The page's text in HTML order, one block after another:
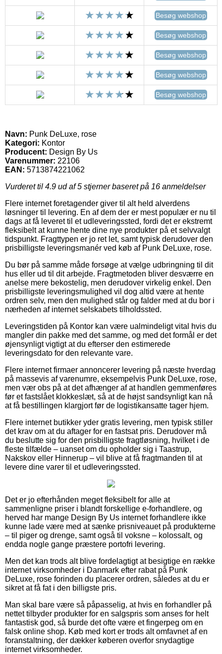
Besøg webshop
Besøg webshop
Besøg webshop
Besøg webshop
Besøg webshop
Navn: Punk DeLuxe, rose
Kategori: Kontor
Producent: Design By Us
Varenummer: 22106
EAN: 5713874221062
Vurderet til 4.9 ud af 5 stjerner baseret på 16 anmeldelser
Flere internet foretagender giver til alt held alverdens
løsninger til levering. En af dem der er mest populær er nu til
dags at få leveret til et udleveringssted, fordi det er ekstremt
fleksibelt at kunne hente dine nye produkter på et selvvalgt
tidspunkt. Fragttypen er jo ret let, samt typisk derudover den
prisbilligste leveringsmanér ved køb af Punk DeLuxe, rose.
Du bør på samme måde forsøge at vælge udbringning til dit
hus eller ud til dit arbejde. Fragtmetoden bliver desværre en
anelse mere bekostelig, men derudover virkelig enkel. Den
prisbilligste leveringsmulighed vil dog altid være at hente
ordren selv, men den mulighed står og falder med at du bor i
nærheden af internet selskabets tilholdssted.
Leveringstiden på Kontor kan være ualmindeligt vital hvis du
mangler din pakke med det samme, og med det formål er det
øjensynligt vigtigt at du efterser den estimerede
leveringsdato for den relevante vare.
Flere internet firmaer annoncerer levering på næste hverdag
på massevis af varenumre, eksempelvis Punk DeLuxe, rose,
men vær obs på at det afhænger af at handlen gemmenføres
før et fastslået klokkeslæt, så at de højst sandsynligt kan nå
at få bestillingen klargjort før de logistikansatte tager hjem.
Flere internet butikker yder gratis levering, men typisk stiller
det krav om at du aftager for en fastsat pris. Derudover må
du beslutte sig for den prisbilligste fragtløsning, hvilket i de
fleste tilfælde – uanset om du opholder sig i Taastrup,
Nakskov eller Hinnerup – vil blive at få fragtmanden til at
levere dine varer til et udleveringssted.
Det er jo efterhånden meget fleksibelt for alle at
sammenligne priser i blandt forskellige e-forhandlere, og
herved har mange Design By Us internet forhandlere ikke
kunne lade være med at sænke prisniveauet på produkterne
– til piger og drenge, samt også til voksne – kolossalt, og
endda nogle gange præstere portofri levering.
Men det kan trods alt blive fordelagtigt at besigtige en række
internet virksomheder i Danmark efter rabat på Punk
DeLuxe, rose forinden du placerer ordren, således at du er
sikret at få fat i den billigste pris.
Man skal bare være så påpasselig, at hvis en forhandler på
nettet tilbyder produkter for en salgspris som anses for helt
fantastisk god, så burde det ofte være et fingerpeg om en
falsk online shop. Køb med kort er trods alt omfavnet af en
foranstaltning, der dækker køberen overfor snydagtige
internet virksomheder.